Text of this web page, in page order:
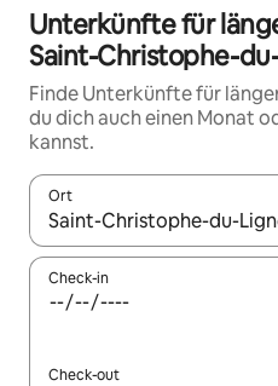
Unterkünfte für
Saint-Christophe-
Finde Unterkünfte für
du dich auch einen Monat
kannst.
Ort
Wenn Ergebnisse verfügbar
Check-in
Check-out